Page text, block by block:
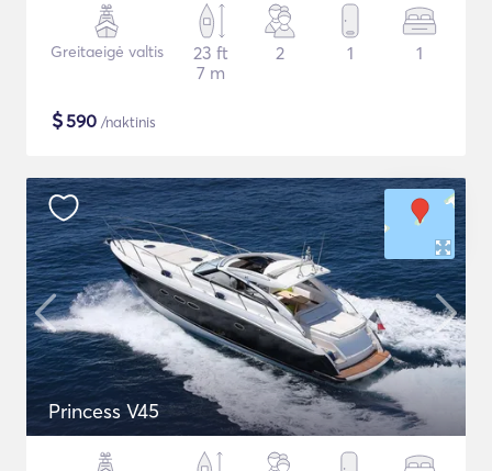
Greitaeigė valtis
23 ft
7 m
2 1 1
$590 /naktinis
Princess V45